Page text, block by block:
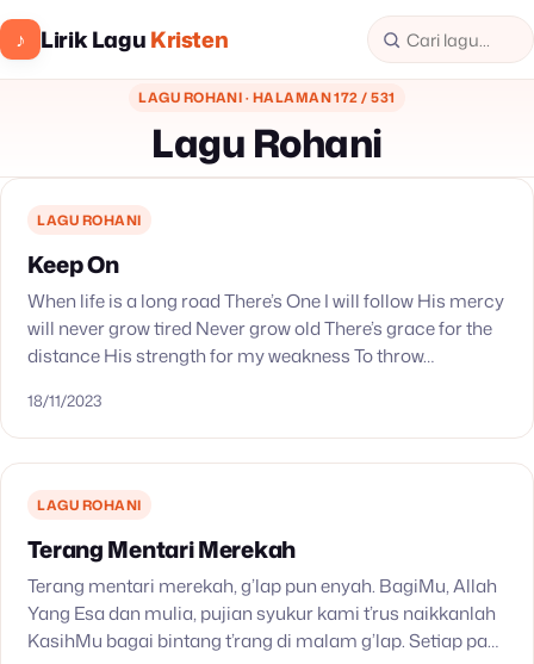
♪ Lirik LaguKristen
LAGU ROHANI · HALAMAN 172 / 531
Lagu Rohani
LAGU ROHANI
Keep On
When life is a long road There’s One I will follow His mercy
will never grow tired Never grow old There’s grace for the
distance His strength for my weakness To throw…
18/11/2023
LAGU ROHANI
Terang Mentari Merekah
Terang mentari merekah, g’lap pun enyah. BagiMu, Allah
Yang Esa dan mulia, pujian syukur kami t’rus naikkanlah
KasihMu bagai bintang t’rang di malam g’lap. Setiap pagi